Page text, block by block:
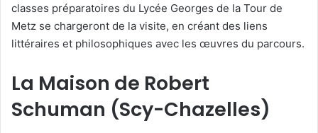
classes préparatoires du Lycée Georges de la Tour de
Metz se chargeront de la visite, en créant des liens
littéraires et philosophiques avec les œuvres du parcours.
La Maison de Robert
Schuman (Scy-Chazelles)